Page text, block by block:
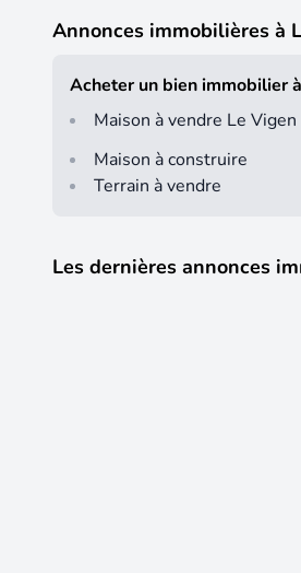
Annonces immobilières à
Acheter un bien immobilier
Maison à vendre Le Vigen
Maison à construire
Terrain à vendre
Les dernières annonces